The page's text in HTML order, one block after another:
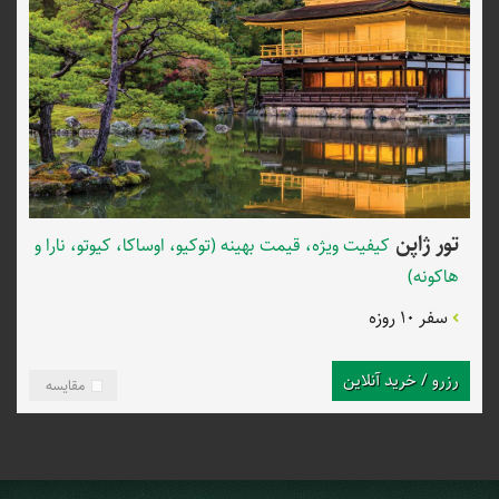
گردشگری اسپیلت البرز با ما همراه باشید تا کاملا با شرایط سفری
مقرون‌به‌صرفه به این کشور آشنا شوید.
ژاپن؛ کشور آفتاب تابان
تور ژاپن کیفیت ویژه، قیمت بهینه (توکیو، اوساکا، کیوتو، نارا و
هاکونه)
سفر 10 روزه
مقایسه رزرو / خرید آنلاین